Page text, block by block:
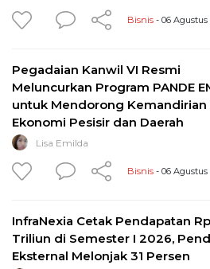
Bisnis - 06 Agustus
Pegadaian Kanwil VI Resmi
Meluncurkan Program PANDE
untuk Mendorong Kemandirian
Ekonomi Pesisir dan Daerah
Lisa Emilda
Bisnis - 06 Agustus
InfraNexia Cetak Pendapatan
Triliun di Semester I 2026,
Eksternal Melonjak 31 Persen